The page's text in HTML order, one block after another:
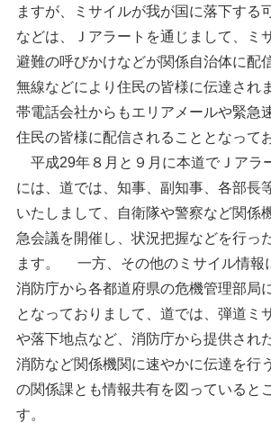
ますが、ミサイルが我が国に落下する
などは、Ｊアラートを通じまして、ミ
避難の呼びかけなどが関係自治体に配
無線などにより住民の皆様に伝達され
帯電話会社からもエリアメールや緊急
住民の皆様に配信されることとなって
平成29年８月と９月に本道でＪアラ
には、道では、知事、副知事、各部長
いたしまして、自衛隊や警察など関係
急会議を開催し、状況把握などを行っ
ます。 一方、その他のミサイル情報
消防庁から各都道府県の危機管理部局
となっておりまして、道では、弾道ミ
や落下地点など、消防庁から提供され
消防など関係機関に速やかに伝達を行
の関係課とも情報共有を図っていると
す。